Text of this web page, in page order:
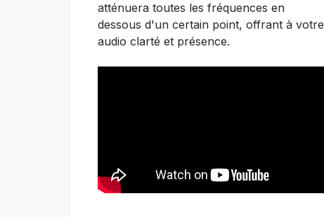
atténuera toutes les fréquences en
dessous d'un certain point, offrant à votre
audio clarté et présence.